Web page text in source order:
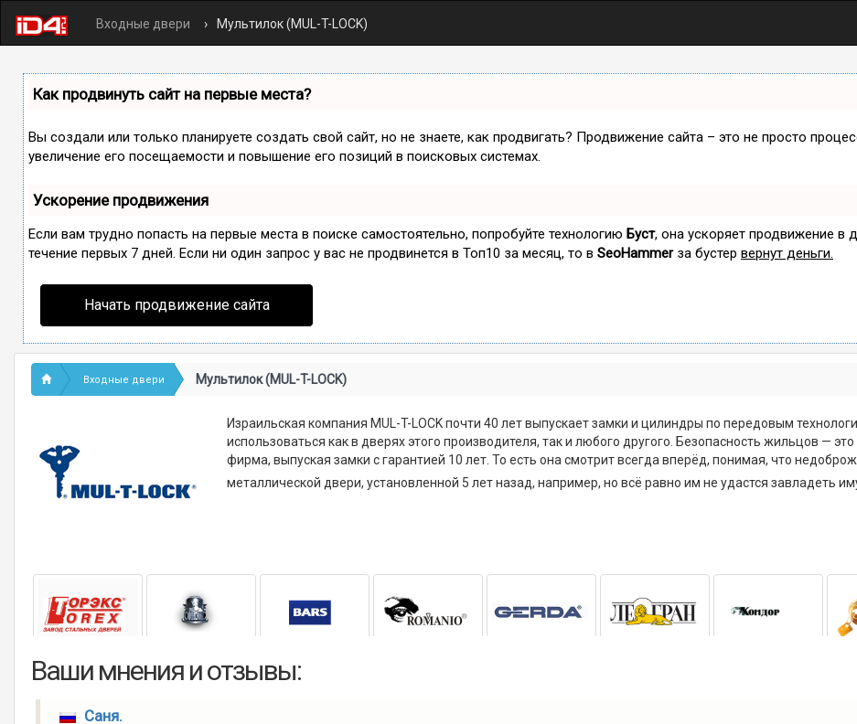
Входные двери Мультилок (MUL-T-LOCK)
Как продвинуть сайт на первые места?
Вы создали или только планируете создать свой сайт, но не знаете, как продвигать? Продвижение сайта – это не просто
увеличение его посещаемости и повышение его позиций в поисковых системах.
Ускорение продвижения
Если вам трудно попасть на первые места в поиске самостоятельно, попробуйте технологию Буст, она ускоряет продвижение в
течение первых 7 дней. Если ни один запрос у вас не продвинется в Топ10 за месяц, то в SeoHammerза бустер вернут деньги.
Начать продвижение сайта
Входные двери Мультилок (MUL-T-LOCK)
Израильская компания MUL-T-LOCK почти 40 лет выпускает замки и цилиндры по передовым
использоваться как в дверях этого производителя, так и любого другого. Безопасность жильцов —
фирма, выпуская замки с гарантией 10 лет. То есть она смотрит всегда вперёд, понимая, что
металлической двери, установленной 5 лет назад, например, но всё равно им не удастся завладеть
Ваши мнения и отзывы:
Саня.